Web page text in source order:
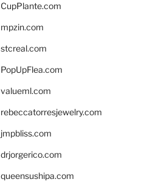
CupPlante.com
mpzin.com
stcreal.com
PopUpFlea.com
valueml.com
rebeccatorresjewelry.com
jmpbliss.com
drjorgerico.com
queensushipa.com